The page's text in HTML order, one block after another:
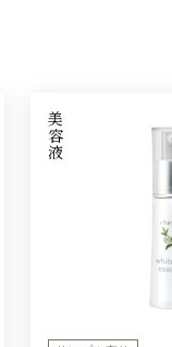
美容液